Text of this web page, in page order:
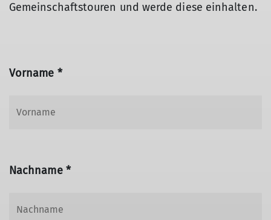
Gemeinschaftstouren und werde diese einhalten.
Vorname *
Nachname *